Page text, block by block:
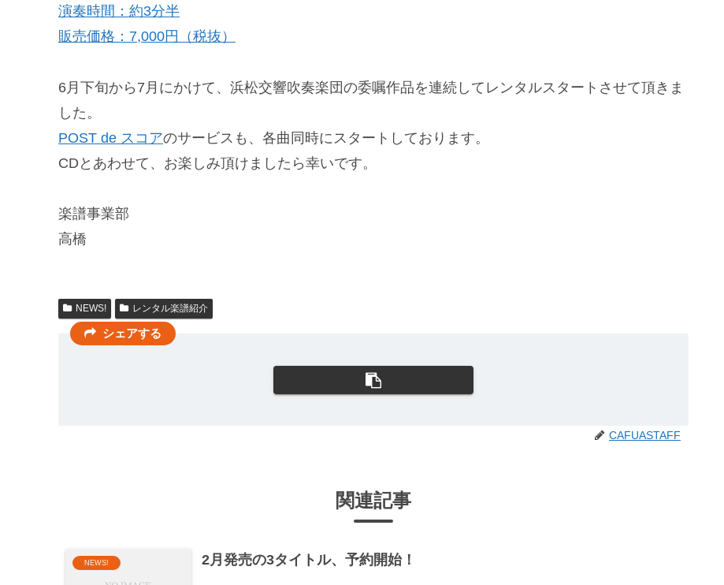
演奏時間：約3分半
販売価格：7,000円（税抜）
6月下旬から7月にかけて、浜松交響吹奏楽団の委嘱作品を連続してレンタルスタートさせて頂きま
した。
POST de スコアのサービスも、各曲同時にスタートしております。
CDとあわせて、お楽しみ頂けましたら幸いです。
楽譜事業部
高橋
NEWS! レンタル楽譜紹介
シェアする
CAFUASTAFF
関連記事
NEWS! 2月発売の3タイトル、予約開始！